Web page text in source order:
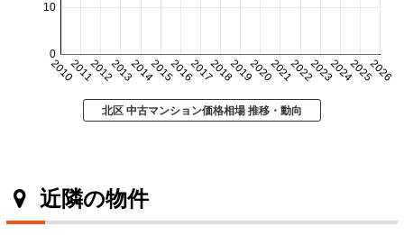
20102011201220132014201520162017201820192020202120222023202420252026
0
10
北区 中古マンション価格相場 推移・動向
近隣の物件